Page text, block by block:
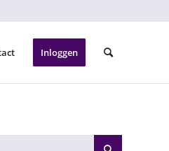
Inloggen